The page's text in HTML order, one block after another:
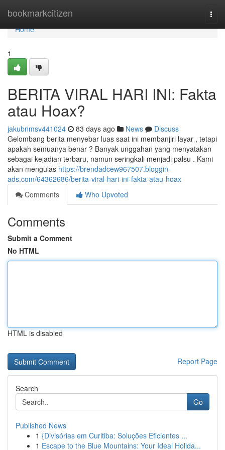
bookmarkcitizen
Home
Home
1
BERITA VIRAL HARI INI: Fakta
atau Hoax?
jakubnmsv441024 83 days ago News
Discuss
Gelombang berita menyebar luas saat ini membanjiri layar , tetapi
apakah semuanya benar ? Banyak unggahan yang menyatakan
sebagai kejadian terbaru, namun seringkali menjadi palsu . Kami
akan mengulas https://brendadcew967507.bloggin-
ads.com/64362686/berita-viral-hari-ini-fakta-atau-hoax
Comments
Who Upvoted
Comments
Submit a Comment
No HTML
HTML is disabled
Report Page
Search
Go
Published News
1 {Divisórias em Curitiba: Soluções Eficientes ...
1 Escape to the Blue Mountains: Your Ideal Holida...